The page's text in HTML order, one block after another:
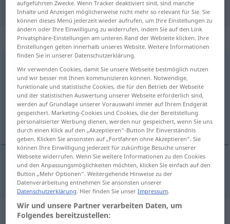
"Hirsch" Russisch Übersetzung
„Hirsch“: maskulin
Hirschm
Übersicht aller Übersetzungen
(Für mehr Details die Übersetzung anklicken/antippen)
олень
олень Hirsch
Beispielsätze für "Hirsch"
aufgeführten Zwecke. Wenn Tracker deaktiviert sind, sind manche
Inhalte und Anzeigen möglicherweise nicht mehr so relevant für Sie. Sie
können dieses Menü jederzeit wieder aufrufen, um Ihre Einstellungen zu
ändern oder Ihre Einwilligung zu widerrufen, indem Sie auf den Link
Privatsphäre-Einstellungen am unteren Rand der Webseite klicken. Ihre
Einstellungen gelten innerhalb unseres Website. Weitere Informationen
finden Sie in unserer Datenschutzerklärung.
Wir verwenden Cookies, damit Sie unsere Webseite bestmöglich nutzen
und wir besser mit Ihnen kommunizieren können. Notwendige,
funktionale und statistische Cookies, die für den Betrieb der Webseite
und der statistischen Auswertung unserer Webseite erforderlich sind,
werden auf Grundlage unserer Vorauswahl immer auf Ihrem Endgerät
gespeichert. Marketing-Cookies und Cookies, die der Bereitstellung
personalisierter Werbung dienen, werden nur gespeichert, wenn Sie uns
durch einen Klick auf den „Akzeptieren“-Button Ihr Einverständnis
geben. Klicken Sie ansonsten auf „Fortfahren ohne Akzeptieren“. Sie
können Ihre Einwilligung jederzeit für zukünftige Besuche unserer
Webseite widerrufen. Wenn Sie weitere Informationen zu den Cookies
und den Anpassungsmöglichkeiten möchten, klicken Sie einfach auf den
Button „Mehr Optionen“. Weitergehende Hinweise zu der
Datenverarbeitung entnehmen Sie ansonsten unserer
Datenschutzerklärung. Hier finden Sie unserImpressum.
Wir und unsere Partner verarbeiten Daten, um
Folgendes bereitzustellen: